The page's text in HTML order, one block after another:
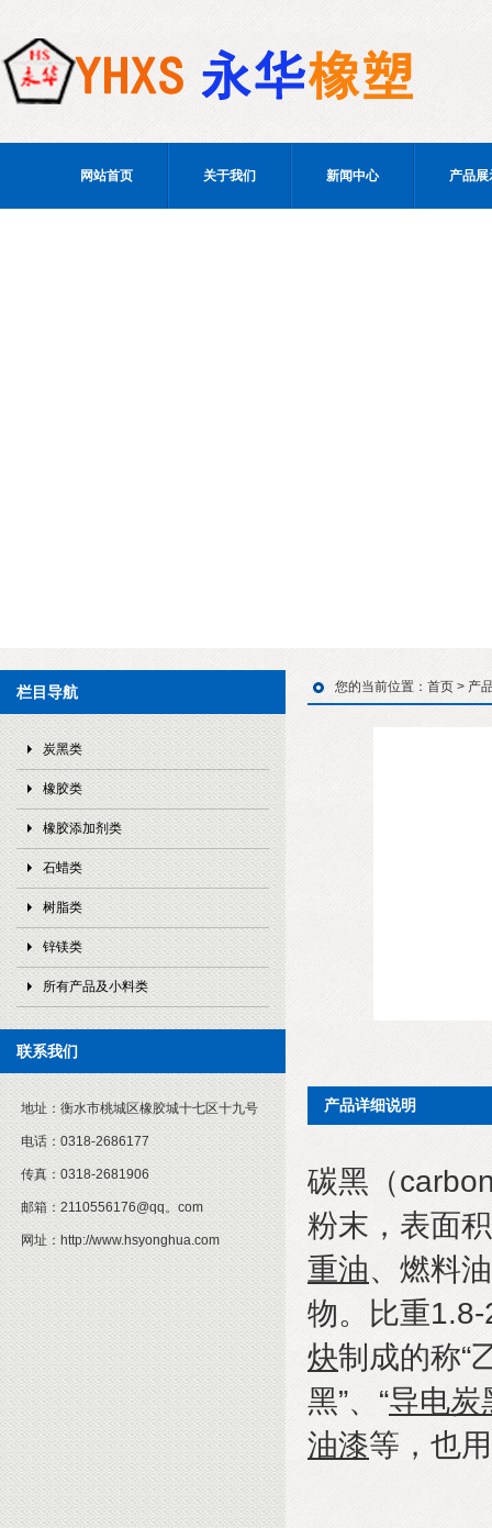
网站首页 关于我们 新闻中心 产品展
栏目导航
炭黑类
橡胶类
橡胶添加剂类
石蜡类
树脂类
锌镁类
所有产品及小料类
联系我们
地址： 衡水市桃城区橡胶城十七区十九号
电话： 0318-2686177
传真： 0318-2681906
邮箱： 2110556176@qq。com
网址： http://www.hsyonghua.com
您的当前位置： 首页 > 产
产品详细说明
碳黑（
粉末，表面
重油、燃料
物。比重
炔制成的称“
黑”、 “导电炭
油漆等，也